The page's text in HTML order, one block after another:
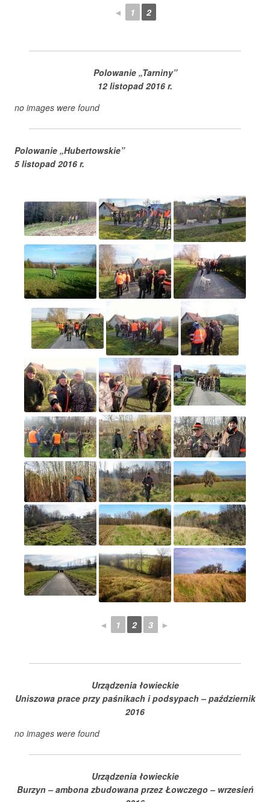
◄ 1 2
Polowanie „Tarniny”
12 listopad 2016 r.
no images were found
Polowanie „Hubertowskie”
5 listopad 2016 r.
◄ 1 2 3 ►
Urządzenia łowieckie
Uniszowa prace przy paśnikach i podsypach – październik
2016
no images were found
Urządzenia łowieckie
Burzyn – ambona zbudowana przez Łowczego – wrzesień